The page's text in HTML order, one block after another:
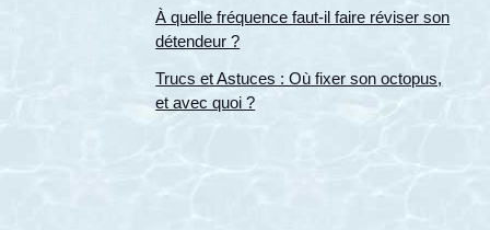
À quelle fréquence faut-il faire réviser son
détendeur ?
Trucs et Astuces : Où fixer son octopus,
et avec quoi ?